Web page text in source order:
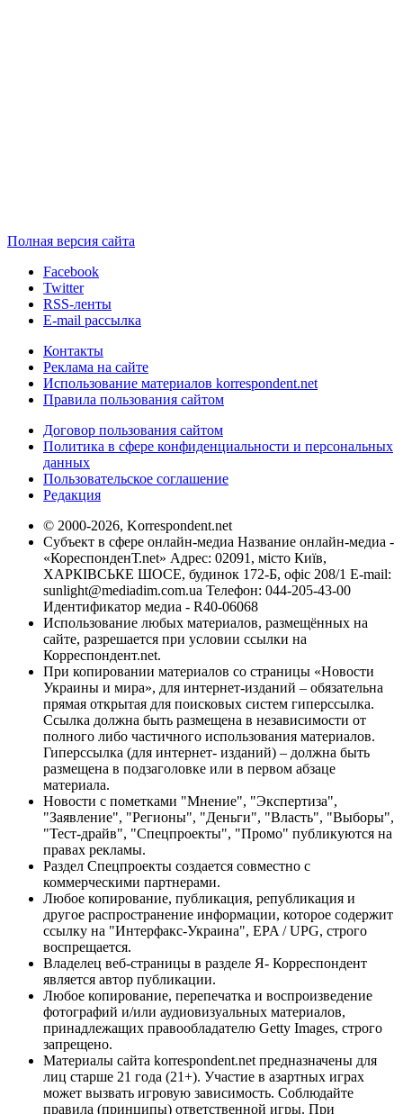
Полная версия сайта
Facebook
Twitter
RSS-ленты
E-mail рассылка
Контакты
Реклама на сайте
Использование материалов korrespondent.net
Правила пользования сайтом
Договор пользования сайтом
Политика в сфере конфиденциальности и персональных
данных
Пользовательское соглашение
Редакция
© 2000-2026, Korrespondent.net
Субъект в сфере онлайн-медиа Название онлайн-медиа -
«КореспонденТ.net» Адрес: 02091, місто Київ,
ХАРКІВСЬКЕ ШОСЕ, будинок 172-Б, офіс 208/1 E-mail:
sunlight@mediadim.com.ua Телефон: 044-205-43-00
Идентификатор медиа - R40-06068
Использование любых материалов, размещённых на
сайте, разрешается при условии ссылки на
Корреспондент.net.
При копировании материалов со страницы «Новости
Украины и мира», для интернет-изданий – обязательна
прямая открытая для поисковых систем гиперссылка.
Ссылка должна быть размещена в независимости от
полного либо частичного использования материалов.
Гиперссылка (для интернет- изданий) – должна быть
размещена в подзаголовке или в первом абзаце
материала.
Новости с пометками "Мнение", "Экспертиза",
"Заявление", "Регионы", "Деньги", "Власть", "Выборы",
"Тест-драйв", "Спецпроекты", "Промо" публикуются на
правах рекламы.
Раздел Спецпроекты создается совместно с
коммерческими партнерами.
Любое копирование, публикация, републикация и
другое распространение информации, которое содержит
ссылку на "Интерфакс-Украина", EPA / UPG, строго
воспрещается.
Владелец веб-страницы в разделе Я- Корреспондент
является автор публикации.
Любое копирование, перепечатка и воспроизведение
фотографий и/или аудиовизуальных материалов,
принадлежащих правообладателю Getty Images, строго
запрещено.
Материалы сайта korrespondent.net предназначены для
лиц старше 21 года (21+). Участие в азартных играх
может вызвать игровую зависимость. Соблюдайте
правила (принципы) ответственной игры. При